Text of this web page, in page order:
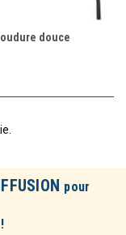
douce
pour